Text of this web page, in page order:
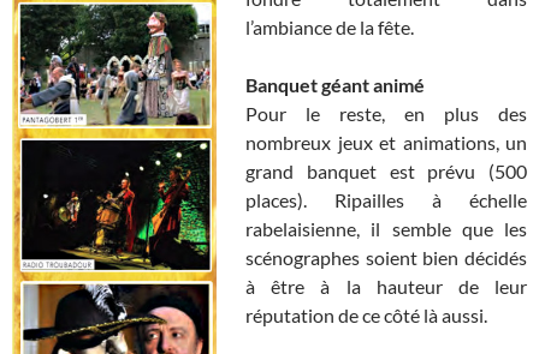
l’ambiance de la fête.
Banquet géant animé
Pour le reste, en plus des
nombreux jeux et animations, un
grand banquet est prévu (500
places). Ripailles à échelle
rabelaisienne, il semble que les
scénographes soient bien décidés
à être à la hauteur de leur
réputation de ce côté là aussi.